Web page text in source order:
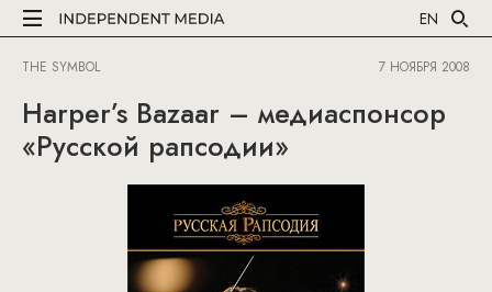
EN
THE SYMBOL 7 НОЯБРЯ 2008
Harper’s Bazaar – медиаспонсор
«Русской рапсодии»